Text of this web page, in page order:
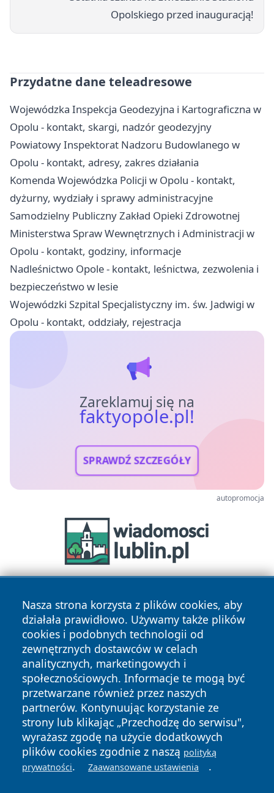
Opolskiego przed inauguracją!
Przydatne dane teleadresowe
Wojewódzka Inspekcja Geodezyjna i Kartograficzna w
Opolu - kontakt, skargi, nadzór geodezyjny
Powiatowy Inspektorat Nadzoru Budowlanego w
Opolu - kontakt, adresy, zakres działania
Komenda Wojewódzka Policji w Opolu - kontakt,
dyżurny, wydziały i sprawy administracyjne
Samodzielny Publiczny Zakład Opieki Zdrowotnej
Ministerstwa Spraw Wewnętrznych i Administracji w
Opolu - kontakt, godziny, informacje
Nadleśnictwo Opole - kontakt, leśnictwa, zezwolenia i
bezpieczeństwo w lesie
Wojewódzki Szpital Specjalistyczny im. św. Jadwigi w
Opolu - kontakt, oddziały, rejestracja
Zareklamuj się na
faktyopole.pl!
SPRAWDŹ SZCZEGÓŁY
autopromocja
Nasza strona korzysta z plików cookies, aby
działała prawidłowo. Używamy także plików
cookies i podobnych technologii od
zewnętrznych dostawców w celach
analitycznych, marketingowych i
społecznościowych. Informacje te mogą być
przetwarzane również przez naszych
partnerów. Kontynuując korzystanie ze
strony lub klikając „Przechodzę do serwisu",
wyrażasz zgodę na użycie dodatkowych
plików cookies zgodnie z naszą polityką
prywatności. Zaawansowane ustawienia .
Copyright © 2026 faktyopole.pl Wszystkie prawa zastrzeżone.
News Autorzy
Polityka
Prywatności
Polityka
Cookies